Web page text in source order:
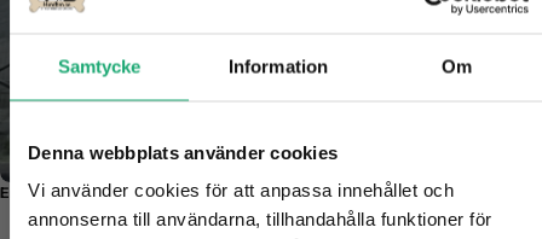
Samtycke Information Om
Denna webbplats använder cookies
Vi använder cookies för att anpassa innehållet och
annonserna till användarna, tillhandahålla funktioner för
En trygg plats för dig som älskar din hund - lika mycket som vi älskar våra.
10%
rabatt på ditt första köp?